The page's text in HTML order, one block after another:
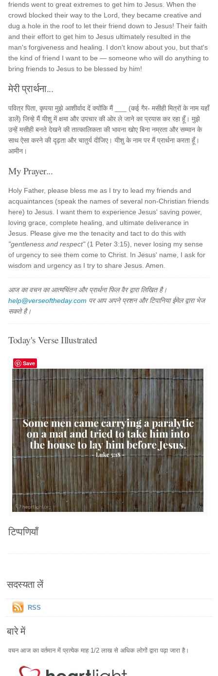
friends went to great extremes to get him to Jesus. When the
crowd blocked their way to the Lord, they became creative and
dug a hole in the roof to let their friend down to Jesus! Their faith
and their effort to get him to Jesus ultimately resulted in the
man's forgiveness and healing. I don't know about you, but that's
the kind of friend I want to be — someone who will do anything to
bring friends to Jesus to be blessed by him!
मेरी प्रार्थना...
पवित्र पिता, कृपया मुझे आशीर्वाद दें क्योंकि मैं ___ (कई गैर- मसीही मित्रों के नाम यहाँ
डालें) जिन्हे मैं यीशु में क्षमा और उपचार की ओर ले जाने का प्रयास कर रहा हूँ। मुझे
उन्हें मसीही बनते देखने की तात्कालिकता की भावना खोए बिना नम्रता और सम्मान के
साथ ऐसा करने की दृढ़ता और चातुर्य दीजिए। यीशु के नाम पर मैं प्रार्थना करता हूँ।
आमीन।
My Prayer...
Holy Father, please bless me as I try to lead my friends and
acquaintances (speak the names of several non-Christian friends
here) to Jesus. I want them to experience Jesus' saving power,
loving grace, complete healing, and ultimate deliverance in
Jesus. Please give me the tenacity and tact to do this with
"gentleness and respect"(1 Peter 3:15), never losing my sense
of urgency to see them come to Christ. In Jesus' name, I ask for
wisdom and urgency as I try to share Jesus. Amen.
आज का वचन का आत्मचिंतन और प्रार्थना फिल वैर द्वारा लिखित है।
help@verseoftheday.com पर आप अपने प्रशन और टिपानिया ईमेल द्वारा भेज
सकते है।
Today's Verse Illustrated
Save
टिप्पणियाँ
सदस्यता लें
RSS
बारे में
वचन आज का वर्तमान में प्रत्येक माह 1/2 लाख से अधिक लोगों द्वारा पढ़ा जारा है।